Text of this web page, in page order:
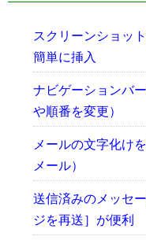
スクリーンショッ
簡単に挿入
ナビゲーションバ
や順番を変更）
メールの文字化け
メール）
送信済みのメッセ
ジを再送］が便利